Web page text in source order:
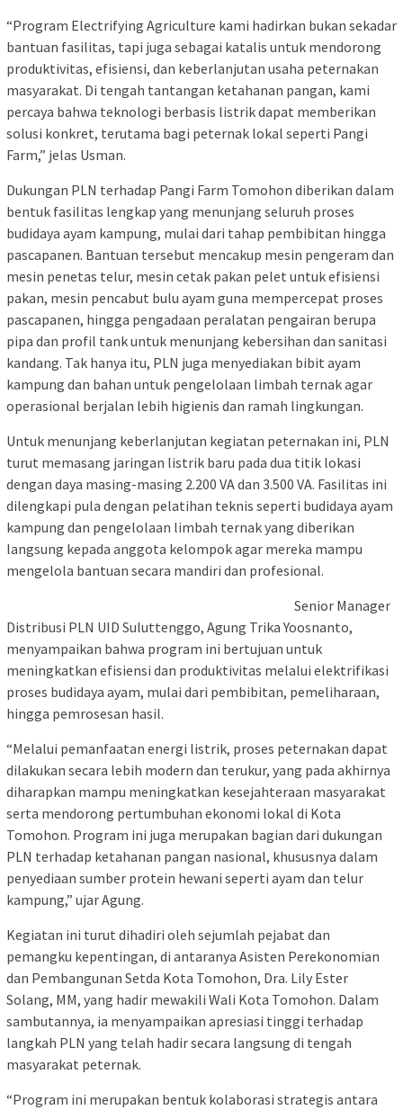
“Program Electrifying Agriculture kami hadirkan bukan sekadar
bantuan fasilitas, tapi juga sebagai katalis untuk mendorong
produktivitas, efisiensi, dan keberlanjutan usaha peternakan
masyarakat. Di tengah tantangan ketahanan pangan, kami
percaya bahwa teknologi berbasis listrik dapat memberikan
solusi konkret, terutama bagi peternak lokal seperti Pangi
Farm,” jelas Usman.
Dukungan PLN terhadap Pangi Farm Tomohon diberikan dalam
bentuk fasilitas lengkap yang menunjang seluruh proses
budidaya ayam kampung, mulai dari tahap pembibitan hingga
pascapanen. Bantuan tersebut mencakup mesin pengeram dan
mesin penetas telur, mesin cetak pakan pelet untuk efisiensi
pakan, mesin pencabut bulu ayam guna mempercepat proses
pascapanen, hingga pengadaan peralatan pengairan berupa
pipa dan profil tank untuk menunjang kebersihan dan sanitasi
kandang. Tak hanya itu, PLN juga menyediakan bibit ayam
kampung dan bahan untuk pengelolaan limbah ternak agar
operasional berjalan lebih higienis dan ramah lingkungan.
Untuk menunjang keberlanjutan kegiatan peternakan ini, PLN
turut memasang jaringan listrik baru pada dua titik lokasi
dengan daya masing-masing 2.200 VA dan 3.500 VA. Fasilitas ini
dilengkapi pula dengan pelatihan teknis seperti budidaya ayam
kampung dan pengelolaan limbah ternak yang diberikan
langsung kepada anggota kelompok agar mereka mampu
mengelola bantuan secara mandiri dan profesional.
Senior Manager
Distribusi PLN UID Suluttenggo, Agung Trika Yoosnanto,
menyampaikan bahwa program ini bertujuan untuk
meningkatkan efisiensi dan produktivitas melalui elektrifikasi
proses budidaya ayam, mulai dari pembibitan, pemeliharaan,
hingga pemrosesan hasil.
“Melalui pemanfaatan energi listrik, proses peternakan dapat
dilakukan secara lebih modern dan terukur, yang pada akhirnya
diharapkan mampu meningkatkan kesejahteraan masyarakat
serta mendorong pertumbuhan ekonomi lokal di Kota
Tomohon. Program ini juga merupakan bagian dari dukungan
PLN terhadap ketahanan pangan nasional, khususnya dalam
penyediaan sumber protein hewani seperti ayam dan telur
kampung,” ujar Agung.
Kegiatan ini turut dihadiri oleh sejumlah pejabat dan
pemangku kepentingan, di antaranya Asisten Perekonomian
dan Pembangunan Setda Kota Tomohon, Dra. Lily Ester
Solang, MM, yang hadir mewakili Wali Kota Tomohon. Dalam
sambutannya, ia menyampaikan apresiasi tinggi terhadap
langkah PLN yang telah hadir secara langsung di tengah
masyarakat peternak.
“Program ini merupakan bentuk kolaborasi strategis antara